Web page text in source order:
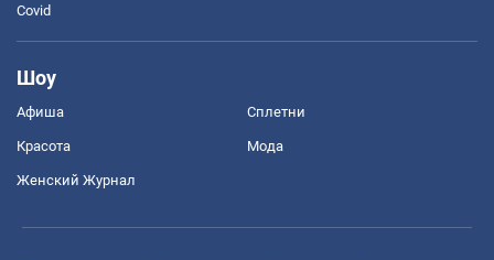
Covid
Шоу
Афиша Сплетни
Красота Мода
Женский Журнал